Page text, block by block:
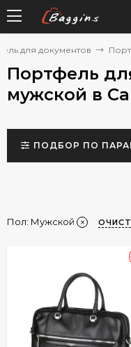
для документов
Портфель
мужской в
ПОДБОР ПО
Пол: Мужской